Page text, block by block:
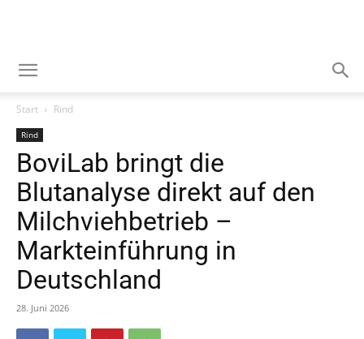
Start Rind
Rind
BoviLab bringt die
Blutanalyse direkt auf den
Milchviehbetrieb –
Markteinführung in
Deutschland
28. Juni 2026